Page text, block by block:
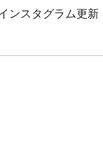
ンスタグラム更新